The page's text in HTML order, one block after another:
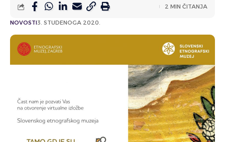
NOVOSTI3. STUDENOGA 2020.
2 MIN ČITANJA